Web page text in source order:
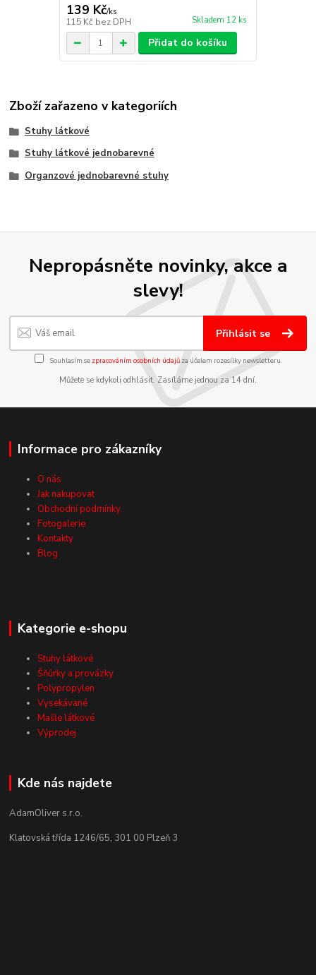
139 Kč/ks
115 Kč bez DPH Skladem 12 ks
Přidat do košíku
Zboží zařazeno v kategoriích
Stuhy látkové
Stuhy látkové jednobarevné
Organzové jednobarevné stuhy
Nepropásněte novinky, akce a
slevy!
Přihlásit se
Souhlasím se zpracováním osobních údajůza účelem rozesílky newsletteru.
Můžete se kdykoli odhlásit. Zasíláme jednou za 14 dní.
Informace pro zákazníky
O nás
Jak nakupovat
Obchodní podmínky
Fotogalerie
Kontakty
Blog
Kategorie e-shopu
Stuhy látkové
Šňůrky a provázky
Polypropylen
Vysekávané
Mašle látkové
Výprodej
Kde nás najdete
AdamOliver s.r.o.
Klatovská třída 1246/65, 301 00 Plzeň 3